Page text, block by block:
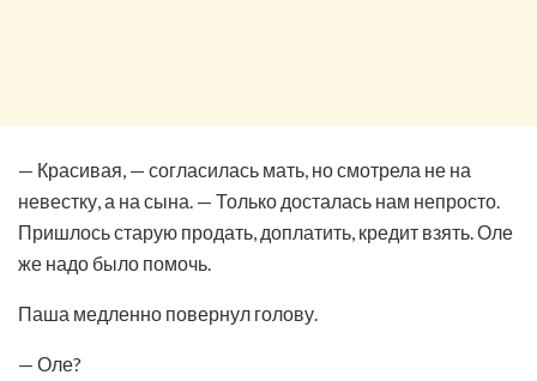
— Красивая, — согласилась мать, но смотрела не на
невестку, а на сына. — Только досталась нам непросто.
Пришлось старую продать, доплатить, кредит взять. Оле
же надо было помочь.
Паша медленно повернул голову.
— Оле?